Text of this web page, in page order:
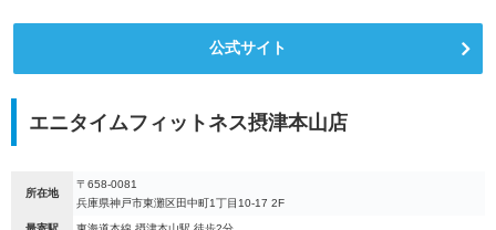
公式サイト
エニタイムフィットネス摂津本山店
所在地
〒658-0081
兵庫県神戸市東灘区田中町1丁目10-17 2F